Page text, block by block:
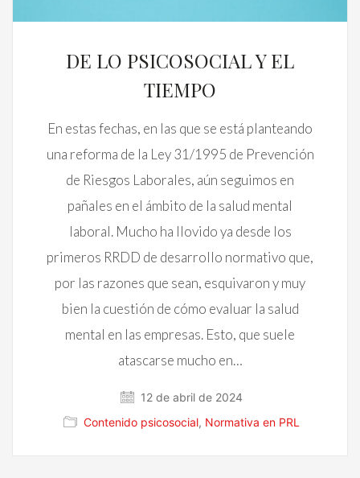
DE LO PSICOSOCIAL Y EL
TIEMPO
En estas fechas, en las que se está planteando
una reforma de la Ley 31/1995 de Prevención
de Riesgos Laborales, aún seguimos en
pañales en el ámbito de la salud mental
laboral. Mucho ha llovido ya desde los
primeros RRDD de desarrollo normativo que,
por las razones que sean, esquivaron y muy
bien la cuestión de cómo evaluar la salud
mental en las empresas. Esto, que suele
atascarse mucho en…
12 de abril de 2024
Contenido psicosocial, Normativa en PRL